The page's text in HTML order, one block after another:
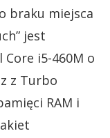
braku miejsca
jest
i5-460M o
z Turbo
RAM i